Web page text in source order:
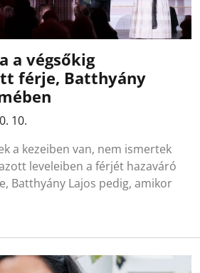
a végsőkig
férje, Batthyány
10.
a kezeiben van, nem ismertek
leveleiben a férjét hazaváró
Batthyány Lajos pedig, amikor